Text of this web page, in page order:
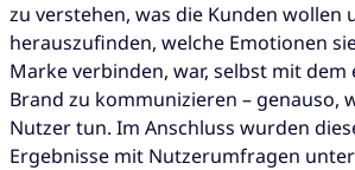
zu verstehen, was die Kunden wollen
herauszufinden, welche Emotionen
Marke verbinden, war, selbst mit dem
Brand zu kommunizieren – genauso,
Nutzer tun. Im Anschluss wurden
Ergebnisse mit Nutzerumfragen